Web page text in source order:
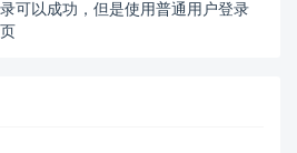
可以成功，但是使用普通用户登录